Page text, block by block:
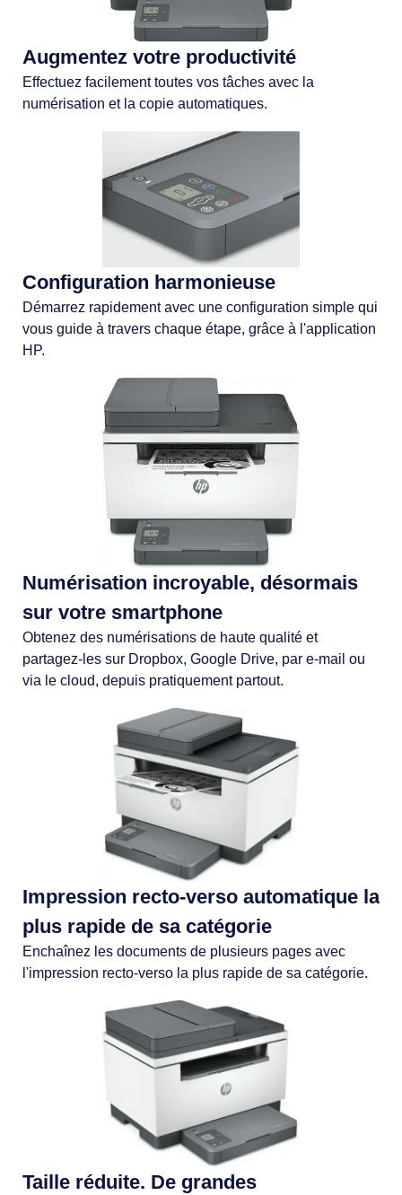
Augmentez votre productivité
Effectuez facilement toutes vos tâches avec la
numérisation et la copie automatiques.
Configuration harmonieuse
Démarrez rapidement avec une configuration simple qui
vous guide à travers chaque étape, grâce à l'application
HP.
Numérisation incroyable, désormais
sur votre smartphone
Obtenez des numérisations de haute qualité et
partagez-les sur Dropbox, Google Drive, par e-mail ou
via le cloud, depuis pratiquement partout.
Impression recto-verso automatique la
plus rapide de sa catégorie
Enchaînez les documents de plusieurs pages avec
l'impression recto-verso la plus rapide de sa catégorie.
Taille réduite. De grandes